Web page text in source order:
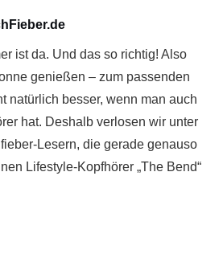
ist da. Und das so richtig! Also
genießen – zum passenden
natürlich besser, wenn man auch
hat. Deshalb verlosen wir unter
Lesern, die gerade genauso
Lifestyle-Kopfhörer „The Bend“